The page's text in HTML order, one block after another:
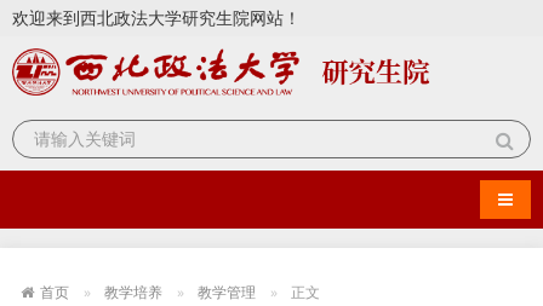
欢迎来到西北政法大学研究生院网站！
导航
首页 教学培养 教学管理 正文